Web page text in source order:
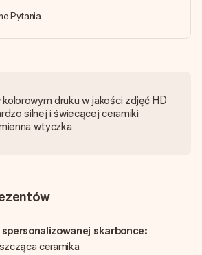
Pytania
druku w jakości zdjęć HD
silnej i świecącej ceramiki
wtyczka
skarbonce:
ceramika